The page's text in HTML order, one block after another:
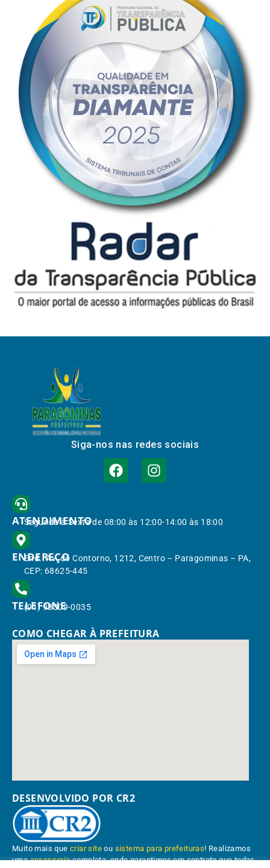
Siga-nos nas redes sociais
ATENDIMENTO
Segunda à Sexta de 08:00 às 12:00-14:00 às 18:00
ENDEREÇO
End.: Av. do Contorno, 1212, Centro – Paragominas – PA,
CEP: 68625-445
TELEFONE
(91) 98309-0035
COMO CHEGAR À PREFEITURA
DESENVOLVIDO POR CR2
Muito mais quecriar site ou sistema para prefeituras! Realizamos
umaassessoriacompleta, onde garantimos em contrato que todas